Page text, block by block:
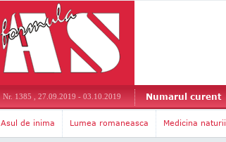
Nr. 1385 , 27.09.2019 - 03.10.2019 Numarul curent
Asul de inima Lumea romaneasca Medicina naturii